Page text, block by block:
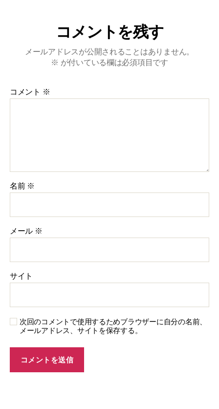
コメントを残す
メールアドレスが公開されることはありません。
※ が付いている欄は必須項目です
コメント ※
名前 ※
メール ※
サイト
次回のコメントで使用するためブラウザーに自分の名前、
メールアドレス、サイトを保存する。